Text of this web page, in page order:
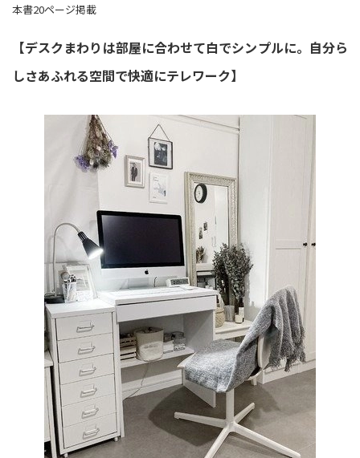
本書20ページ掲載
【デスクまわりは部屋に合わせて白でシンプルに。自分ら
しさあふれる空間で快適にテレワーク】